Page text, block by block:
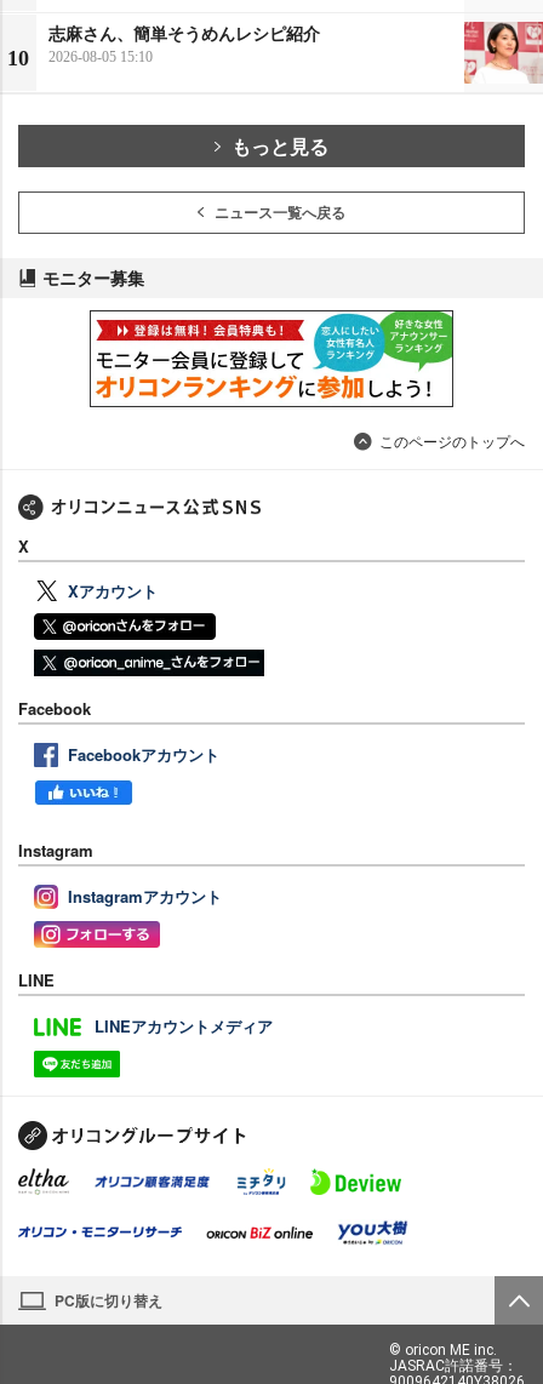
10
志麻さん、簡単そうめんレシピ紹介
2026-08-05 15:10
もっと見る
ニュース一覧へ戻る
モニター募集
このページのトップへ
X
Xアカウント
Facebook
Facebookアカウント
Instagram
Instagramアカウント
LINE
LINEアカウントメディア
PC版に切り替え
© oricon ME inc.
JASRAC許諾番号：